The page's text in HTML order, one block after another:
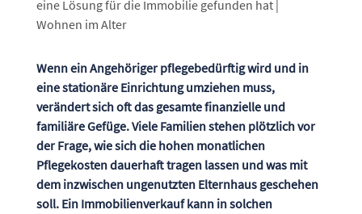
Wenn ein Angehöriger pflegebedürftig wird und in
eine stationäre Einrichtung umziehen muss,
verändert sich oft das gesamte finanzielle und
familiäre Gefüge. Viele Familien stehen plötzlich vor
der Frage, wie sich die hohen monatlichen
Pflegekosten dauerhaft tragen lassen und was mit
dem inzwischen ungenutzten Elternhaus geschehen
soll. Ein Immobilienverkauf kann in solchen